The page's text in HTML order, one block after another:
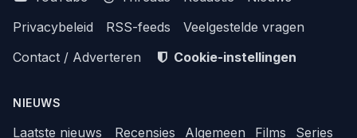
Privacybeleid
RSS-feeds
Veelgestelde vragen
Contact / Adverteren
Cookie-instellingen
NIEUWS
Laatste nieuws Recensies Algemeen Films
Series